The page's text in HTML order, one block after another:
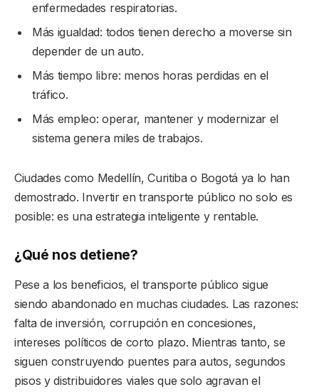
enfermedades respiratorias.
Más igualdad: todos tienen derecho a moverse sin
depender de un auto.
Más tiempo libre: menos horas perdidas en el
tráfico.
Más empleo: operar, mantener y modernizar el
sistema genera miles de trabajos.
Ciudades como Medellín, Curitiba o Bogotá ya lo han
demostrado. Invertir en transporte público no solo es
posible: es una estrategia inteligente y rentable.
¿Qué nos detiene?
Pese a los beneficios, el transporte público sigue
siendo abandonado en muchas ciudades. Las razones:
falta de inversión, corrupción en concesiones,
intereses políticos de corto plazo. Mientras tanto, se
siguen construyendo puentes para autos, segundos
pisos y distribuidores viales que solo agravan el